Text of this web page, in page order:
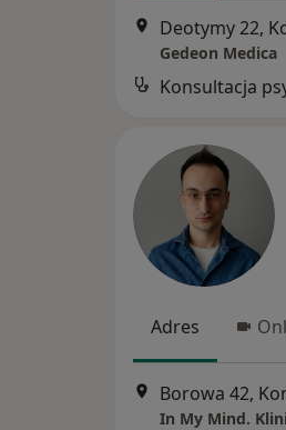
Deotymy 22,
Gedeon Medica
Konsultacja
Adres
Borowa 42,
In My Mind.